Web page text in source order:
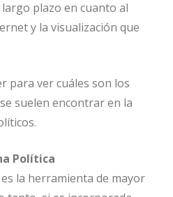
plazo en cuanto al
y la visualización que
para ver cuáles son los
suelen encontrar en la
Política
la herramienta de mayor